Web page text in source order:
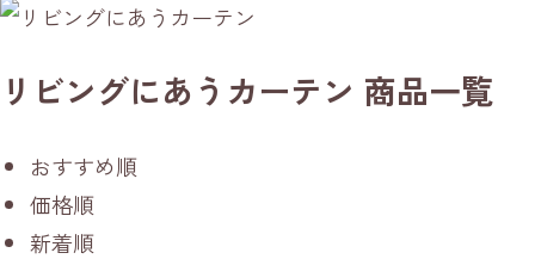
リビングにあうカーテン 商品一覧
おすすめ順
価格順
新着順